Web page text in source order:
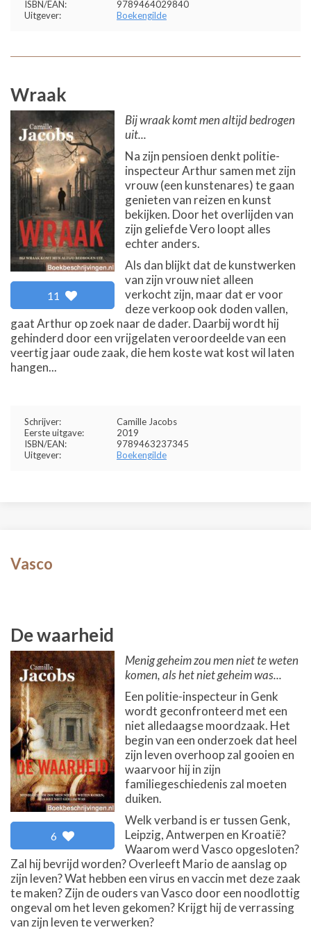
ISBN/EAN:
9789464029840
Uitgever:
Boekengilde
Wraak
11
Bij wraak komt men altijd bedrogen
uit...
Na zijn pensioen denkt politie-
inspecteur Arthur samen met zijn
vrouw (een kunstenares) te gaan
genieten van reizen en kunst
bekijken. Door het overlijden van
zijn geliefde Vero loopt alles
echter anders.
Als dan blijkt dat de kunstwerken
van zijn vrouw niet alleen
verkocht zijn, maar dat er voor
deze verkoop ook doden vallen,
gaat Arthur op zoek naar de dader. Daarbij wordt hij
gehinderd door een vrijgelaten veroordeelde van een
veertig jaar oude zaak, die hem koste wat kost wil laten
hangen...
Schrijver:
Camille Jacobs
Eerste uitgave:
2019
ISBN/EAN:
9789463237345
Uitgever:
Boekengilde
Vasco
De waarheid
6
Menig geheim zou men niet te weten
komen, als het niet geheim was...
Een politie-inspecteur in Genk
wordt geconfronteerd met een
niet alledaagse moordzaak. Het
begin van een onderzoek dat heel
zijn leven overhoop zal gooien en
waarvoor hij in zijn
familiegeschiedenis zal moeten
duiken.
Welk verband is er tussen Genk,
Leipzig, Antwerpen en Kroatië?
Waarom werd Vasco opgesloten?
Zal hij bevrijd worden? Overleeft Mario de aanslag op
zijn leven? Wat hebben een virus en vaccin met deze zaak
te maken? Zijn de ouders van Vasco door een noodlottig
ongeval om het leven gekomen? Krijgt hij de verrassing
van zijn leven te verwerken?